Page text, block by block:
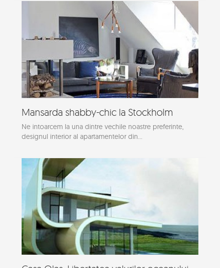
Mansarda shabby-chic la Stockholm
Ne intoarcem la una dintre vechile noastre preferinte,
designul interior al apartamentelor din...